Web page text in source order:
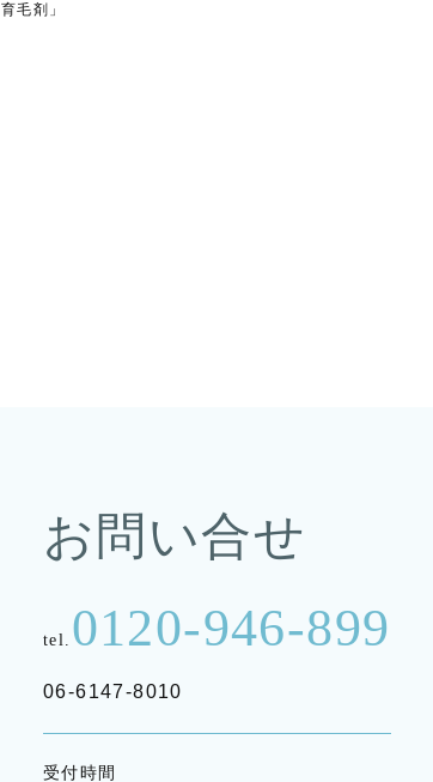
育毛剤」
お問い合せ
tel. 0120-946-899
06-6147-8010
受付時間